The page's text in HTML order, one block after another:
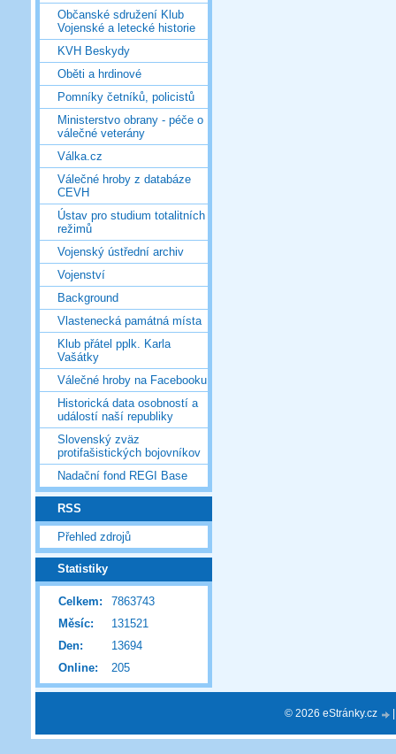
Občanské sdružení Klub
Vojenské a letecké historie
KVH Beskydy
Oběti a hrdinové
Pomníky četníků, policistů
Ministerstvo obrany - péče o
válečné veterány
Válka.cz
Válečné hroby z databáze
CEVH
Ústav pro studium totalitních
režimů
Vojenský ústřední archiv
Vojenství
Background
Vlastenecká památná místa
Klub přátel pplk. Karla
Vašátky
Válečné hroby na Facebooku
Historická data osobností a
událostí naší republiky
Slovenský zväz
protifašistických bojovníkov
Nadační fond REGI Base
RSS
Přehled zdrojů
Statistiky
Online: 205
Celkem:
7863743
Měsíc:
131521
Den:
13694
© 2026 eStránky.cz